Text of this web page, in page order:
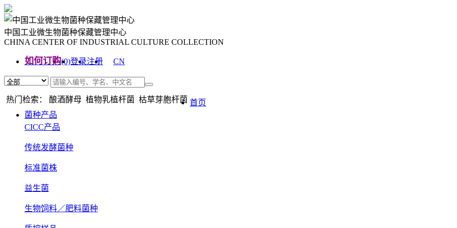
中国工业微生物菌种保藏管理中心
CHINA CENTER OF INDUSTRIAL CULTURE COLLECTION
如何订购(0)登录注册
CN
热门检索： 酿酒酵母 植物乳植杆菌 枯草芽胞杆菌 首页
菌种产品
CICC产品
传统发酵菌种
标准菌株
益生菌
生物饲料／肥料菌种